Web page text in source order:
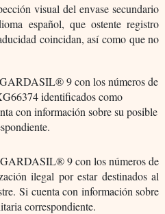
visual del envase secundario
español, que ostente registro
coincidan, así como que no
9 con los números de
identificados como
con información sobre su posible
9 con los números de
ilegal por estar destinados al
Si cuenta con información sobre
correspondiente.